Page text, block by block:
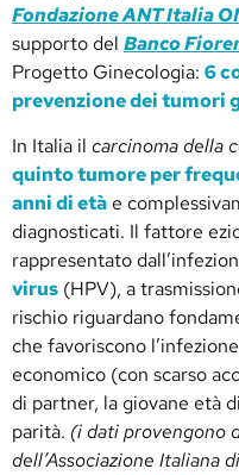
Fondazione ANT Italia
supporto del Banco
Progetto Ginecologia: 6
prevenzione dei tumori
In Italia il carcinoma della
quinto tumore per
anni di etàe
diagnosticati. Il fattore
rappresentato
virus (HPV), a
rischio riguardano
che favoriscono
economico (con scarso
di partner, la giovane età
parità. (i dati provengono
dell’Associazione Italiana